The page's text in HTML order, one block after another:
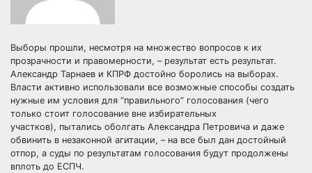
Выборы прошли, несмотря на множество вопросов к их
прозрачности и правомерности, – результат есть результат.
Александр Тарнаев и КПРФ достойно боролись на выборах.
Власти активно использовали все возможные способы создать
нужные им условия для “правильного” голосования (чего
только стоит голосование вне избирательных
участков), пытались оболгать Александра Петровича и даже
обвинить в незаконной агитации, – на все был дан достойный
отпор, а суды по результатам голосования будут продолжены
вплоть до ЕСПЧ.